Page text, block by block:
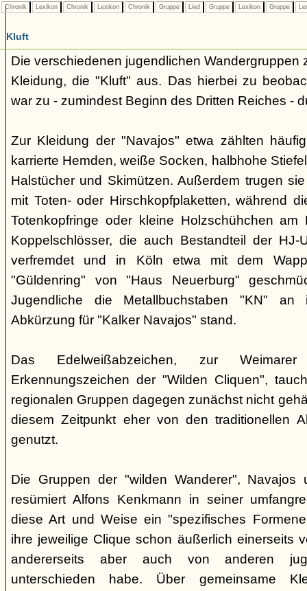
Chronik Lexikon Chronik Lexikon Chronik Gruppe Lied Gruppe Lexikon Gruppe
Kluft
Die verschiedenen jugendlichen Wandergruppen
Kleidung, die "Kluft" aus. Das hierbei zu
war zu - zumindest Beginn des Dritten Reiches -
Zur Kleidung der "Navajos" etwa zählten
karrierte Hemden, weiße Socken, halbhohe
Halstücher und Skimützen. Außerdem trugen
mit Toten- oder Hirschkopfplaketten, während
Totenkopfringe oder kleine Holzschühchen am
Koppelschlösser, die auch Bestandteil der HJ-
verfremdet und in Köln etwa mit dem
"Güldenring" von "Haus Neuerburg"
Jugendliche die Metallbuchstaben "KN"
Abkürzung für "Kalker Navajos" stand.
Das Edelweißabzeichen, zur
Erkennungszeichen der "Wilden Cliquen",
regionalen Gruppen dagegen zunächst nicht
diesem Zeitpunkt eher von den traditionellen
genutzt.
Die Gruppen der "wilden Wanderer", Navajos
resümiert Alfons Kenkmann in seiner
diese Art und Weise ein "spezifisches
ihre jeweilige Clique schon äußerlich einerseits
andererseits aber auch von anderen
unterschieden habe. Über gemeinsame